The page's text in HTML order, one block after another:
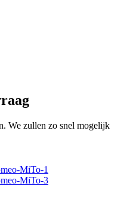
We zullen zo snel mogelijk